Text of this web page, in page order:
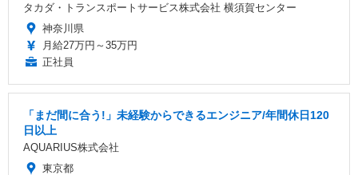
タカダ・トランスポートサービス株式会社 横須賀センター
神奈川県
月給27万円～35万円
正社員
「まだ間に合う!」未経験からできるエンジニア/年間休日120
日以上
AQUARIUS株式会社
東京都